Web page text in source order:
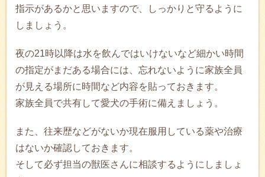
指示があるかと思いますので、しっかりと守るように
しましょう。
夜の21時以降は水を飲んではいけないなど細かい時間
の指定がまだある場合には、忘れないように家族全員
が見える場所に時間など内容を貼っておきます。
家族全員で共有して愛犬の手術に備えましょう。
また、往来歴などがないか現在服用している薬や治療
はないか確認しておきます。
そして必ず担当の獣医さんに相談するようにしましょ